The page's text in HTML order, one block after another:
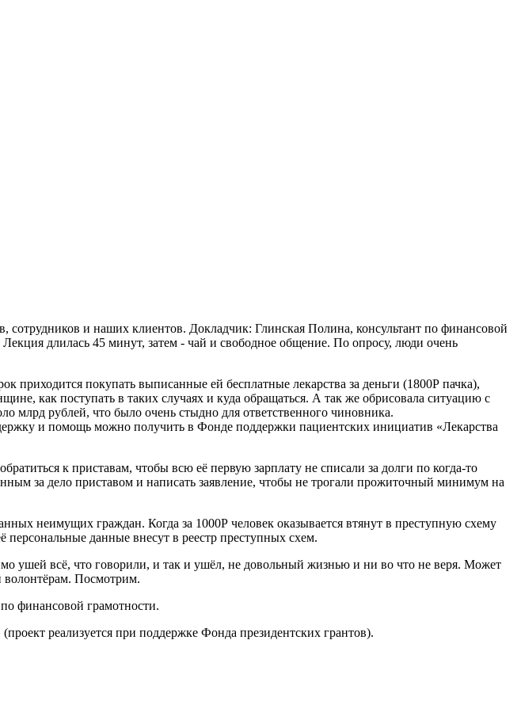
сотрудников и наших клиентов. Докладчик: Глинская Полина, консультант по финансовой
длилась 45 минут, затем - чай и свободное общение. По опросу, люди очень
покупать выписанные ей бесплатные лекарства за деньги (1800Р пачка),
как поступать в таких случаях и куда обращаться. А так же обрисовала ситуацию с
млрд рублей, что было очень стыдно для ответственного чиновника.
и помощь можно получить в Фонде поддержки пациентских инициатив «Лекарства
к приставам, чтобы всю её первую зарплату не списали за долги по когда-то
за дело приставом и написать заявление, чтобы не трогали прожиточный минимум на
неимущих граждан. Когда за 1000Р человек оказывается втянут в преступную схему
персональные данные внесут в реестр преступных схем.
ушей всё, что говорили, и так и ушёл, не довольный жизнью и ни во что не веря. Может
волонтёрам. Посмотрим.
финансовой грамотности.
реализуется при поддержке Фонда президентских грантов).